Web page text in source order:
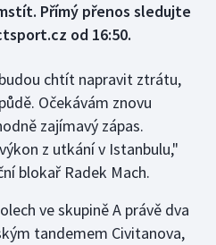
Přímý přenos sledujte
od 16:50.
chtít napravit ztrátu,
Očekávám znovu
zajímavý zápas.
z utkání v Istanbulu,"
blokař Radek Mach.
ve skupině A právě dva
tandemem Civitanova,